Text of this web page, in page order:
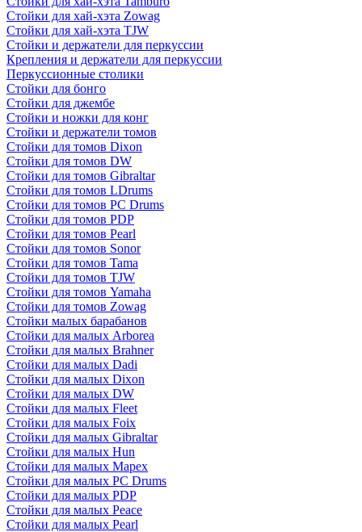
Стойки для хай-хэта Zowag
Стойки для хай-хэта TJW
Стойки и держатели для перкуссии
Крепления и держатели для перкуссии
Перкуссионные столики
Стойки для бонго
Стойки для джембе
Стойки и ножки для конг
Стойки и держатели томов
Стойки для томов Dixon
Стойки для томов DW
Стойки для томов Gibraltar
Стойки для томов LDrums
Стойки для томов PC Drums
Стойки для томов PDP
Стойки для томов Pearl
Стойки для томов Sonor
Стойки для томов Tama
Стойки для томов TJW
Стойки для томов Yamaha
Стойки для томов Zowag
Стойки малых барабанов
Стойки для малых Arborea
Стойки для малых Brahner
Стойки для малых Dadi
Стойки для малых Dixon
Стойки для малых DW
Стойки для малых Fleet
Стойки для малых Foix
Стойки для малых Gibraltar
Стойки для малых Hun
Стойки для малых Mapex
Стойки для малых PC Drums
Стойки для малых PDP
Стойки для малых Peace
Стойки для малых Pearl